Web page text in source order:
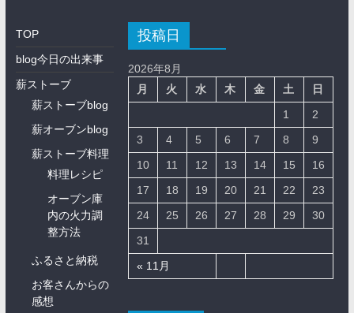
TOP
blog今日の出来事
薪ストーブ
薪ストーブblog
薪オーブンblog
薪ストーブ料理
料理レシピ
オーブン庫
内の火力調
整方法
ふるさと納税
お客さんからの
感想
投稿日
2026年8月
月
火 水 木 金 土 日
« 11月
1
2
3
4 5 6 7 8
9
10
11 12 13 14 15
16
17
18 19 20 21 22
23
24
25 26 27 28 29
30
31